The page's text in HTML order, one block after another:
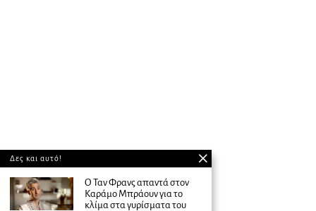
Δες και αυτό!
Ο Ταν Φρανς απαντά στον
Καράμο Μπράουν για το
κλίμα στα γυρίσματα του